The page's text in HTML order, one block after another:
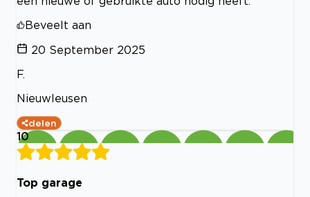
Beveelt aan
20 September 2025
F.
Nieuwleusen
delen
10
Top garage